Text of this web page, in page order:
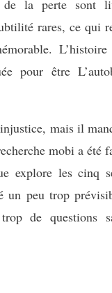
de la perte sont
rares, ce qui
L’histoire
pour être
mais il
mobi a été
explore les cinq
un peu trop
de questions